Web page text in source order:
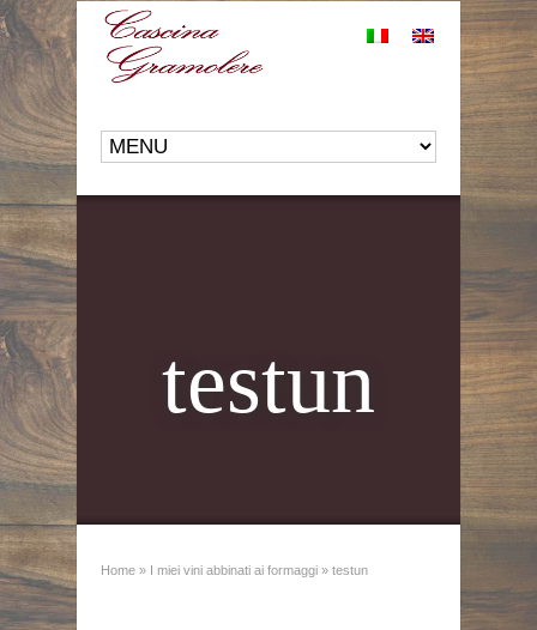
testun
Home » I miei vini abbinati ai formaggi » testun